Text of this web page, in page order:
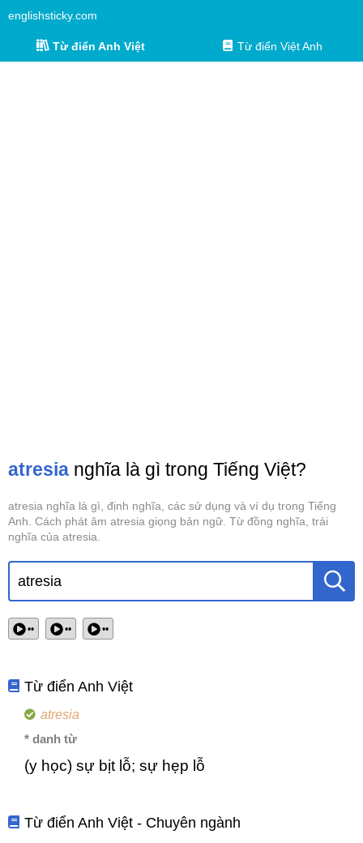
englishsticky.com
Từ điển Anh Việt Từ điển Việt Anh
atresia nghĩa là gì trong Tiếng Việt?
atresia nghĩa là gì, định nghĩa, các sử dụng và ví dụ trong Tiếng
Anh. Cách phát âm atresia giọng bản ngữ. Từ đồng nghĩa, trái
nghĩa của atresia.
•• •• ••
Từ điển Anh Việt
atresia
* danh từ
(y học) sự bịt lỗ; sự hẹp lỗ
Từ điển Anh Việt - Chuyên ngành